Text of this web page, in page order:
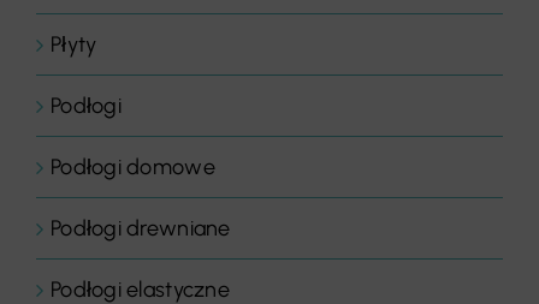
Płyty
Podłogi
Podłogi domowe
Podłogi drewniane
Podłogi elastyczne